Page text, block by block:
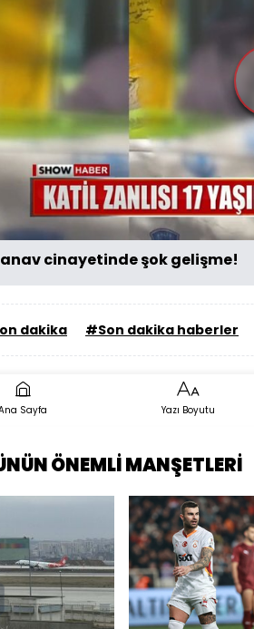
cinayetinde şok gelişme!
dakika #Son dakika haberler
Sayfa Yazı Boyutu
ÖNEMLİ MANŞETLERİ